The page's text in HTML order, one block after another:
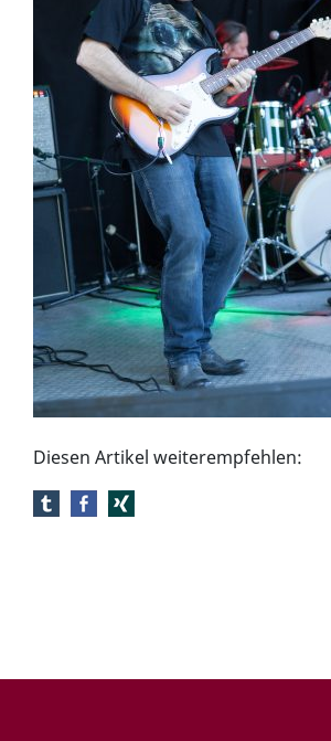
Diesen Artikel weiterempfehlen: